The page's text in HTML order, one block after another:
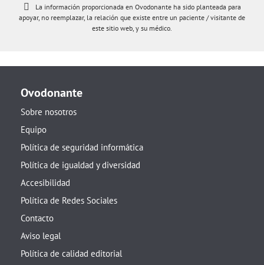
La información proporcionada en Ovodonante ha sido planteada para
apoyar, no reemplazar, la relación que existe entre un paciente / visitante de
este sitio web, y su médico.
Ovodonante
Sobre nosotros
Equipo
Política de seguridad informática
Política de igualdad y diversidad
Accesibilidad
Política de Redes Sociales
Contacto
Aviso legal
Política de calidad editorial